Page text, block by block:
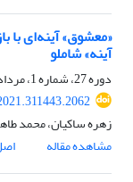
«معشوق» آینه‌ای با
آینه» شاملو
دوره 27، شماره 1، مرداد 1401، صفحه
زهره ساکیان، محمد
مشاهده مقاله